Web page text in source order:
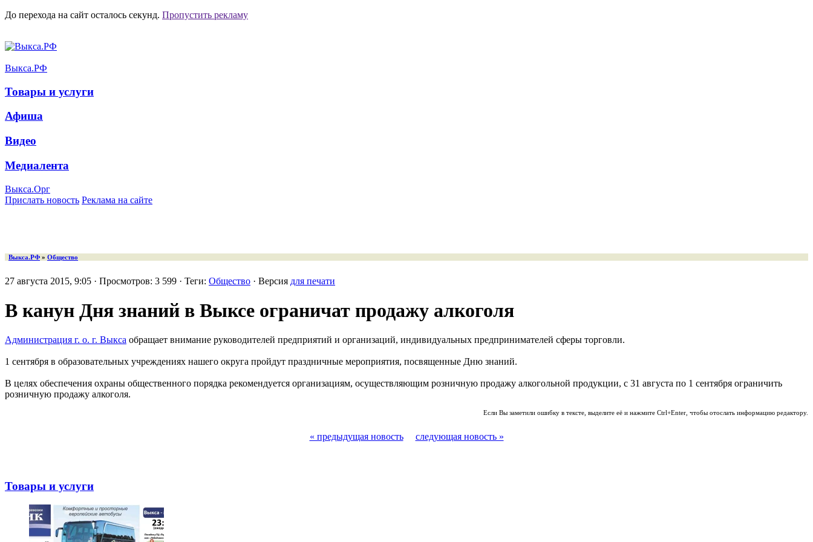
До перехода на сайт осталось секунд. Пропустить рекламу
Выкса.РФ
Товары и услуги
Афиша
Видео
Медиалента
Выкса.Орг
Прислать новость Реклама на сайте
Выкса.РФ » Общество
27 августа 2015, 9:05 · Просмотров: 3 599 · Теги: Общество · Версия для печати
В канун Дня знаний в Выксе ограничат продажу алкоголя
Администрация г. о. г. Выкса обращает внимание руководителей предприятий и организаций, индивидуальных предпринимателей сферы торговли.
1 сентября в образовательных учреждениях нашего округа пройдут праздничные мероприятия, посвященные Дню знаний.
В целях обеспечения охраны общественного порядка рекомендуется организациям, осуществляющим розничную продажу алкогольной продукции, с 31 августа по 1 сентября ограничить
розничную продажу алкоголя.
Если Вы заметили ошибку в тексте, выделите её и нажмите Ctrl+Enter, чтобы отослать информацию редактору.
« предыдущая новость следующая новость »
Товары и услуги